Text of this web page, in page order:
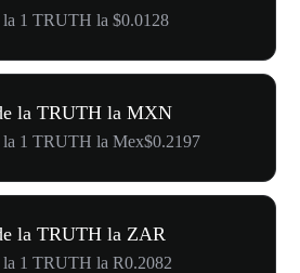
la 1 TRUTH la $0.0128
la TRUTH la MXN
la 1 TRUTH la Mex$0.2197
la TRUTH la ZAR
la 1 TRUTH la R0.2082